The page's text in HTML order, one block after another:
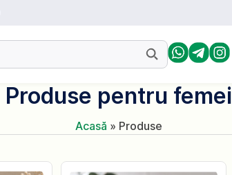
Produse pentru femei
Acasă » Produse